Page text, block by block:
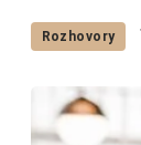
Rozhovory